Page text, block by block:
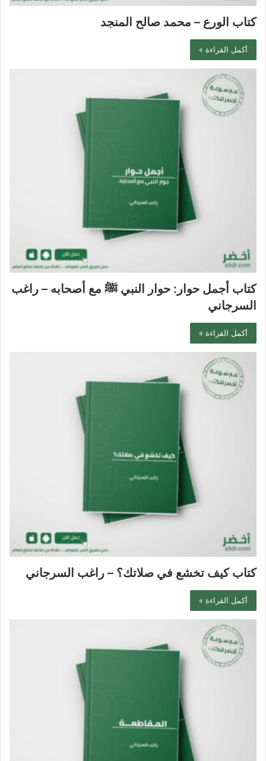
كتاب الورع – محمد صالح المنجد
أكمل القراءة »
كتاب أجمل حوار: حوار النبي ﷺ مع أصحابه – راغب
السرجاني
أكمل القراءة »
كتاب كيف تخشع في صلاتك؟ – راغب السرجاني
أكمل القراءة »